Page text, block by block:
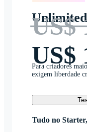
Unlimited
US$
US$
Para criadores
exigem liberdade
Tudo no